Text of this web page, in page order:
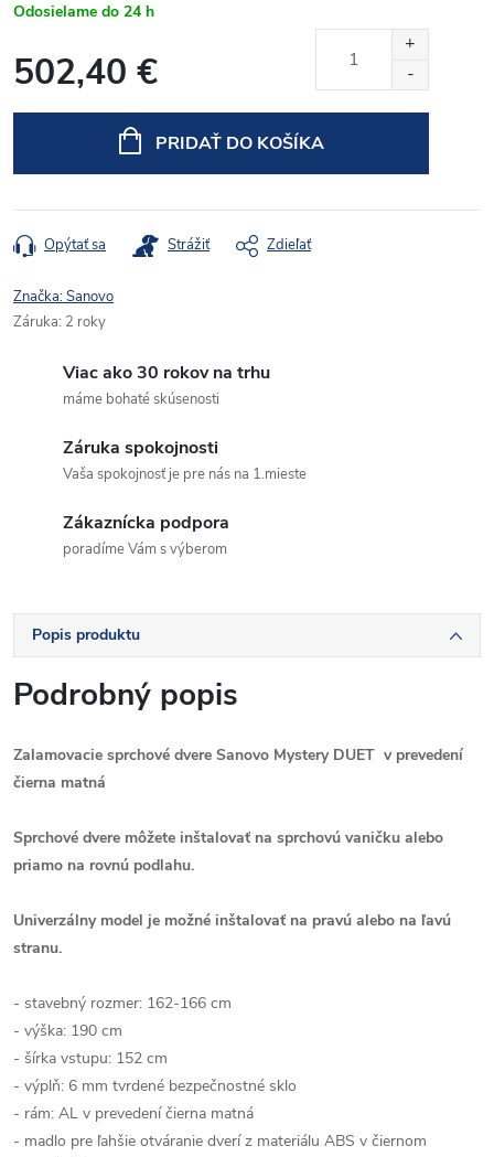
Odosielame do 24 h
502,40 €
PRIDAŤ DO KOŠÍKA
Opýtať sa Strážiť Zdieľať
Značka:Sanovo
Záruka: 2 roky
Viac ako 30 rokov na trhu
máme bohaté skúsenosti
Záruka spokojnosti
Vaša spokojnosť je pre nás na 1.mieste
Zákaznícka podpora
poradíme Vám s výberom
Popis produktu
Podrobný popis
Zalamovacie sprchové dvere Sanovo Mystery DUET v prevedení
čierna matná
Sprchové dvere môžete inštalovať na sprchovú vaničku alebo
priamo na rovnú podlahu.
Univerzálny model je možné inštalovať na pravú alebo na ľavú
stranu.
- stavebný rozmer: 162-166 cm
- výška: 190 cm
- šírka vstupu: 152 cm
- výplň: 6 mm tvrdené bezpečnostné sklo
- rám: AL v prevedení čierna matná
- madlo pre ľahšie otváranie dverí z materiálu ABS v čiernom